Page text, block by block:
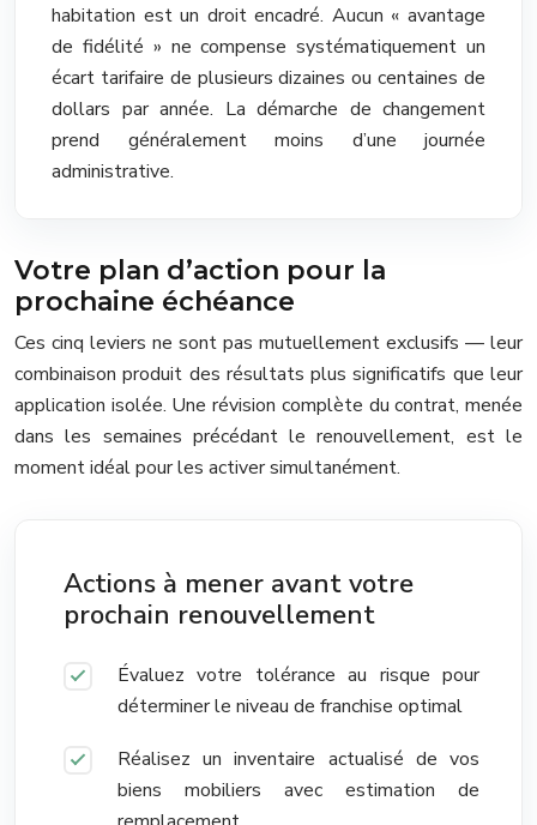
habitation est un droit encadré. Aucun « avantage
de fidélité » ne compense systématiquement un
écart tarifaire de plusieurs dizaines ou centaines de
dollars par année. La démarche de changement
prend généralement moins d’une journée
administrative.
Votre plan d’action pour la
prochaine échéance
Ces cinq leviers ne sont pas mutuellement exclusifs — leur
combinaison produit des résultats plus significatifs que leur
application isolée. Une révision complète du contrat, menée
dans les semaines précédant le renouvellement, est le
moment idéal pour les activer simultanément.
Actions à mener avant votre
prochain renouvellement
Évaluez votre tolérance au risque pour
déterminer le niveau de franchise optimal
Réalisez un inventaire actualisé de vos
biens mobiliers avec estimation de